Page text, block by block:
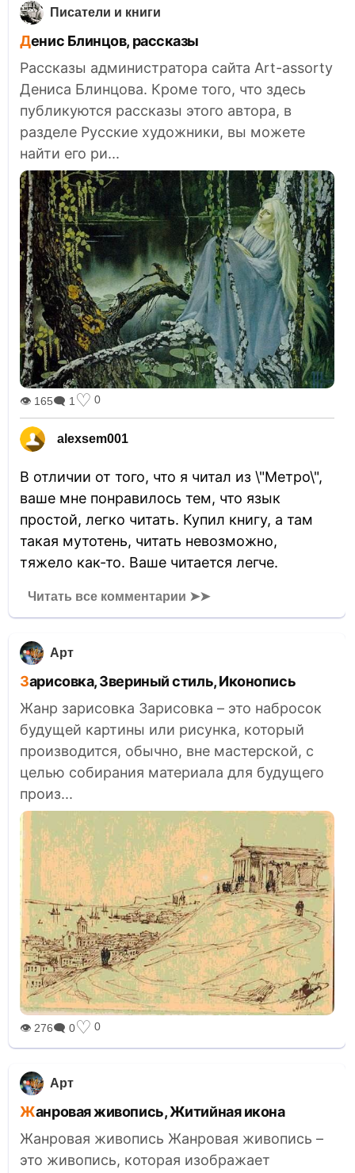
Писатели и книги
Денис Блинцов, рассказы
Рассказы администратора сайта Art-assorty
Дениса Блинцова. Кроме того, что здесь
публикуются рассказы этого автора, в
разделе Русские художники, вы можете
найти его ри...
👁 165🗨 1 ♡ 0
alexsem001
В отличии от того, что я читал из \"Метро\",
ваше мне понравилось тем, что язык
простой, легко читать. Купил книгу, а там
такая мутотень, читать невозможно,
тяжело как-то. Ваше читается легче.
Читать все комментарии ➤➤
Арт
Зарисовка, Звериный стиль, Иконопись
Жанр зарисовка Зарисовка – это набросок
будущей картины или рисунка, который
производится, обычно, вне мастерской, с
целью собирания материала для будущего
произ...
👁 276🗨 0♡ 0
Арт
Жанровая живопись, Житийная икона
Жанровая живопись Жанровая живопись –
это живопись, которая изображает